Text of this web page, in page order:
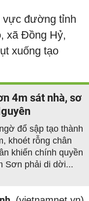
vực đường tỉnh
xã Đồng Hỷ,
xuống tạo
4m sát nhà, sơ
đổ sập tạo thành
khoét rỗng chân
khiến chính quyền
Sơn phải di dời...